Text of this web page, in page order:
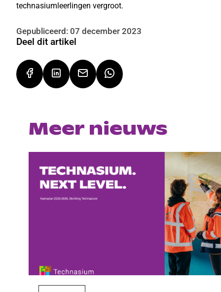
technasiumleerlingen vergroot.
Gepubliceerd: 07 december 2023
Deel dit artikel
Meer nieuws